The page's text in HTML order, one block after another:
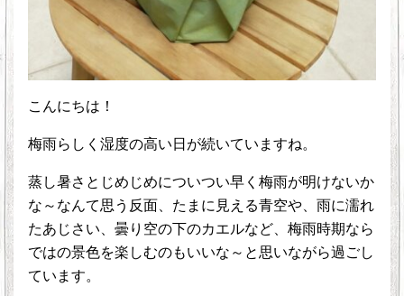
こんにちは！
梅雨らしく湿度の高い日が続いていますね。
蒸し暑さとじめじめについつい早く梅雨が明けないか
な～なんて思う反面、たまに見える青空や、雨に濡れ
たあじさい、曇り空の下のカエルなど、梅雨時期なら
ではの景色を楽しむのもいいな～と思いながら過ごし
ています。